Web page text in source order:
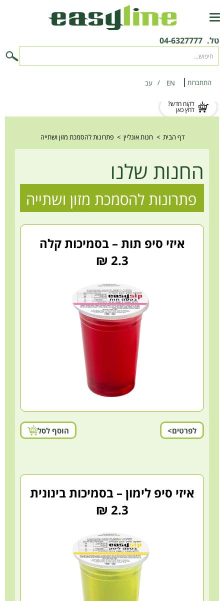
טל. 04-6327777
התחברות EN ‫עב‬
לקוח חדש?
לחץ כאן
דף הבית > חנות אונליין > פתרונות להסמכת מזון ושתייה
החנות שלנו
פתרונות להסמכת מזון ושתייה
איזי סיפ תות – בסמיכות קלה
2.3 ₪
לפרטים> הוסף לסל
איזי סיפ לימון – בסמיכות בינונית
2.3 ₪